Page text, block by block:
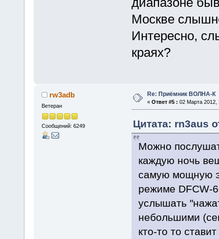
Москве
Интересно,
краях?
rw3adb
Ветеран
Сообщений: 6249
Re: Приёмник ВОЛНА-К
« Ответ #5 : 02 Марта 2012,
Цитата: rn3aus
Можно
каждую ночь
самую мощную
режиме DFCW-
услышать
небольшими
кто-то то